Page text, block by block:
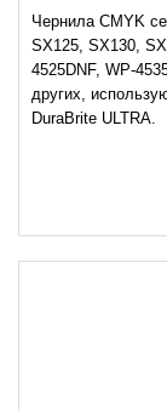
Чернила CMYK
SX125, SX130,
4525DNF, WP-
других,
DuraBrite ULTRA.